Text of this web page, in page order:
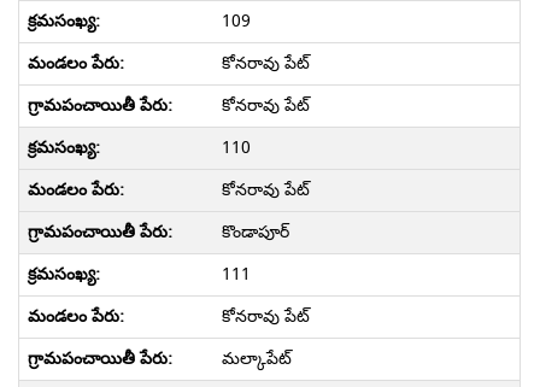
109
కోనరావు పేట్
కోనరావు పేట్
110
కోనరావు పేట్
కొండాపూర్
111
కోనరావు పేట్
మల్కాపేట్